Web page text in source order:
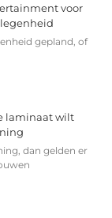
voor
gepland, of
laminaat wilt
dan gelden er